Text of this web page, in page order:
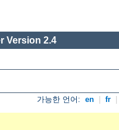
Version 2.4
가능한 언어: en fr